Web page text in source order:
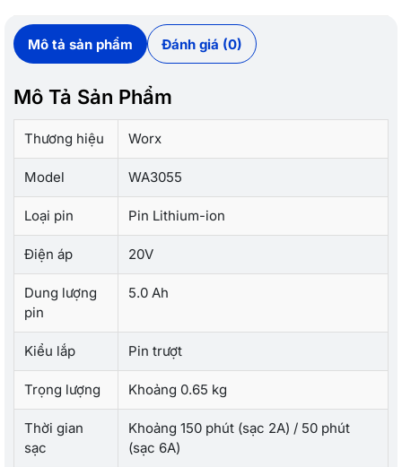
Mô tả sản phẩm Đánh giá (0)
Mô Tả Sản Phẩm
Thương hiệu Worx
Model WA3055
Loại pin Pin Lithium-ion
Điện áp 20V
Dung lượng
pin
5.0 Ah
Kiểu lắp Pin trượt
Trọng lượng Khoảng 0.65 kg
Thời gian
sạc
Khoảng 150 phút (sạc 2A) / 50 phút
(sạc 6A)